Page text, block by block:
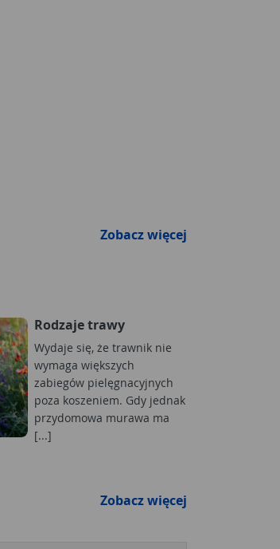
Zobacz więcej
Rodzaje trawy
Wydaje się, że trawnik nie
wymaga większych
zabiegów pielęgnacyjnych
poza koszeniem. Gdy jednak
przydomowa murawa ma
[...]
Zobacz więcej